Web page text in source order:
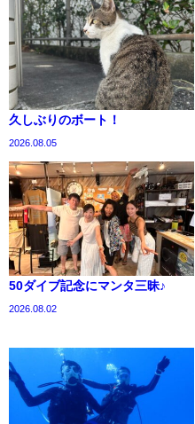
久しぶりのボート！
2026.08.05
50ダイブ記念にマンタ三昧♪
2026.08.02